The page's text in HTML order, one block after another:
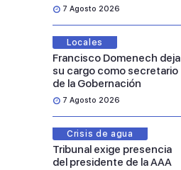
7 Agosto 2026
Locales
Francisco Domenech deja
su cargo como secretario
de la Gobernación
7 Agosto 2026
Crisis de agua
Tribunal exige presencia
del presidente de la AAA